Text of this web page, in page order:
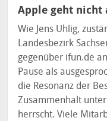
Apple geht nicht
Wie Jens Uhlig,
Landesbezirk
gegenüber ifun.de
Pause als
die Resonanz der
Zusammenhalt
herrscht. Viele